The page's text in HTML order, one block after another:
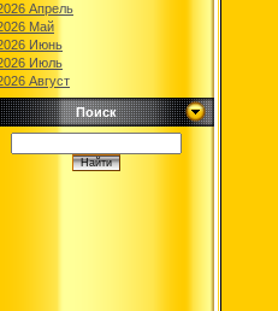
Апрель
Май
Июнь
Июль
Август
Поиск